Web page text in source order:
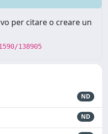
per citare o creare un
138905
ND
ND